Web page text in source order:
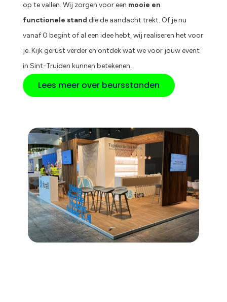
op te vallen. Wij zorgen voor een mooie en
functionele stand die de aandacht trekt. Of je nu
vanaf 0 begint of al een idee hebt, wij realiseren het voor
je. Kijk gerust verder en ontdek wat we voor jouw event
in Sint-Truiden kunnen betekenen.
Lees meer over beursstanden